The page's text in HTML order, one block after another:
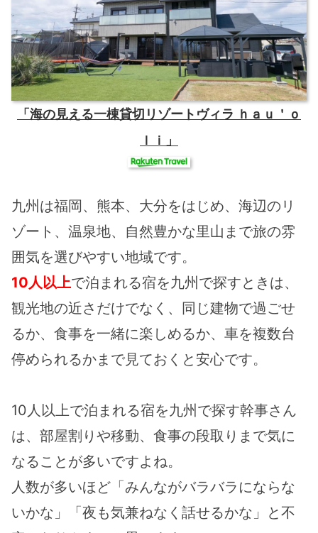
「海の見える一棟貸切リゾートヴィラ ｈａｕ＇ｏ
ｌｉ」
九州は福岡、熊本、大分をはじめ、海辺のリ
ゾート、温泉地、自然豊かな里山まで旅の雰
囲気を選びやすい地域です。
10人以上で泊まれる宿を九州で探すときは、
観光地の近さだけでなく、同じ建物で過ごせ
るか、食事を一緒に楽しめるか、車を複数台
停められるかまで見ておくと安心です。
10人以上で泊まれる宿を九州で探す幹事さん
は、部屋割りや移動、食事の段取りまで気に
なることが多いですよね。
人数が多いほど「みんながバラバラにならな
いかな」「夜も気兼ねなく話せるかな」と不